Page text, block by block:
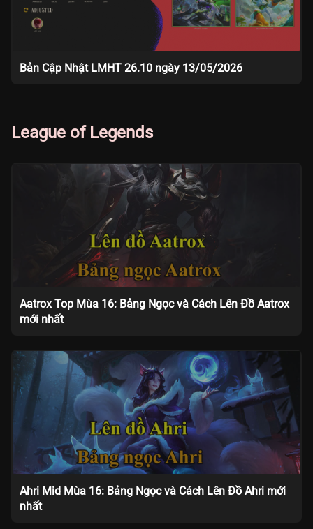
Bản Cập Nhật LMHT 26.10 ngày 13/05/2026
League of Legends
Aatrox Top Mùa 16: Bảng Ngọc và Cách Lên Đồ Aatrox
mới nhất
Ahri Mid Mùa 16: Bảng Ngọc và Cách Lên Đồ Ahri mới
nhất